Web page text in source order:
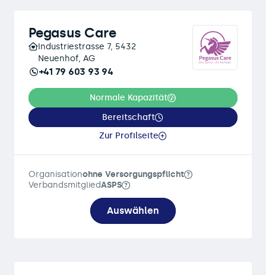
Pegasus Care
Industriestrasse 7, 5432
Neuenhof, AG
+41 79 603 93 94
Normale Kapazität
Bereitschaft
Zur Profilseite
Organisationohne Versorgungspflicht
VerbandsmitgliedASPS
Auswählen